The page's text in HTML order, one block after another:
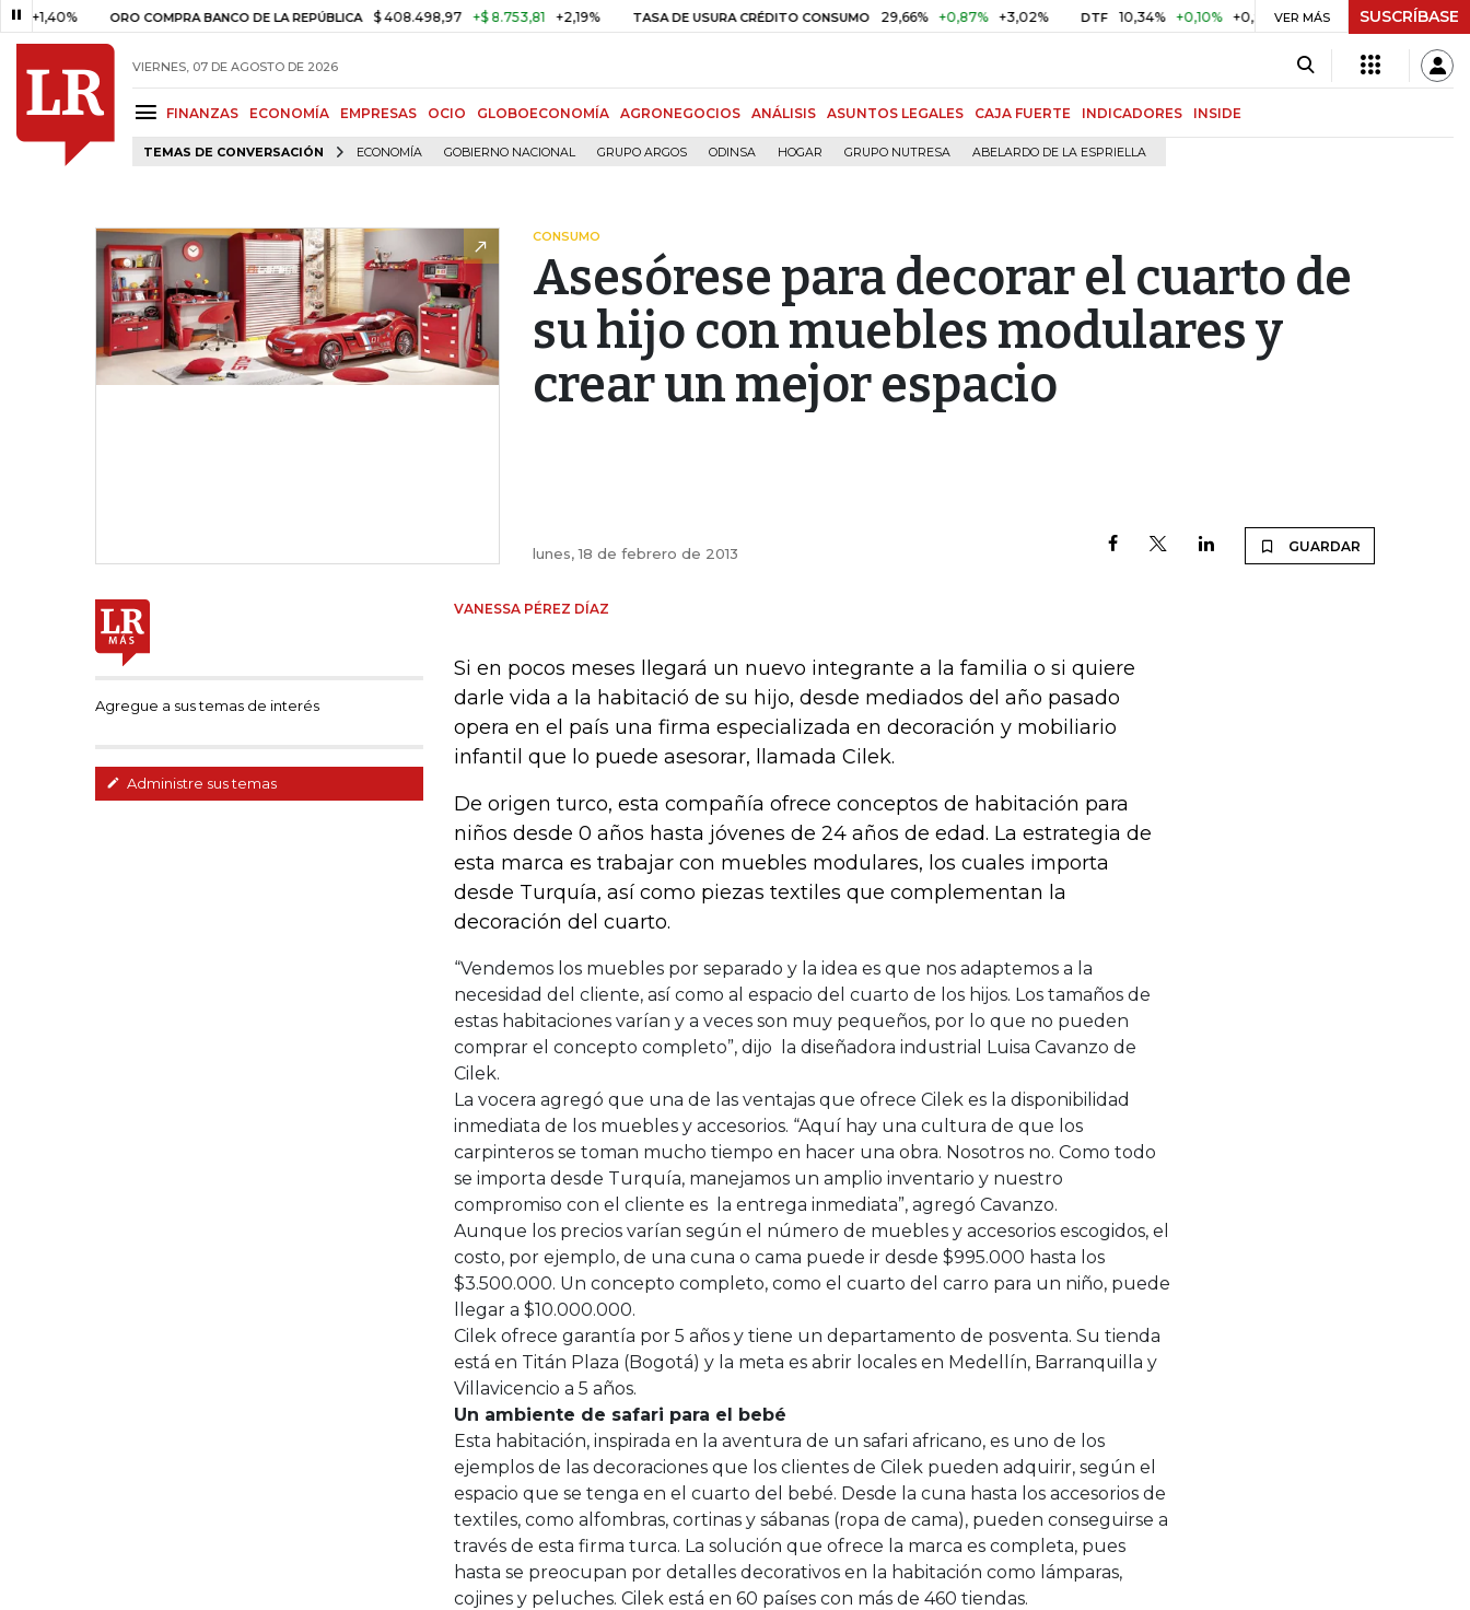
ORO COMPRA BANCO DE LA REPÚBLICA $ 408.498,97 +$ 8.753,81 +2,19% TASA DE USURA CRÉDITO CONSUMO 29,66% +0,87% +3,02% DTF 10,34% +0,10% +0,98% UVR $ 416,91 +$ 0,05 +0,01%
VER MÁS SUSCRÍBASE
VIERNES, 07 DE AGOSTO DE 2026
FINANZAS ECONOMÍA EMPRESAS OCIO GLOBOECONOMÍA AGRONEGOCIOS ANÁLISIS ASUNTOS LEGALES CAJA FUERTE INDICADORES INSIDE
TEMAS DE CONVERSACIÓN ECONOMÍA GOBIERNO NACIONAL GRUPO ARGOS ODINSA HOGAR GRUPO NUTRESA ABELARDO DE LA ESPRIELLA
CONSUMO
Asesórese para decorar el cuarto de
su hijo con muebles modulares y
crear un mejor espacio
lunes, 18 de febrero de 2013 GUARDAR
Agregue a sus temas de interés
Administre sus temas
VANESSA PÉREZ DÍAZ
Si en pocos meses llegará un nuevo integrante a la familia o si quiere
darle vida a la habitació de su hijo, desde mediados del año pasado
opera en el país una firma especializada en decoración y mobiliario
infantil que lo puede asesorar, llamada Cilek.
De origen turco, esta compañía ofrece conceptos de habitación para
niños desde 0 años hasta jóvenes de 24 años de edad. La estrategia de
esta marca es trabajar con muebles modulares, los cuales importa
desde Turquía, así como piezas textiles que complementan la
decoración del cuarto.
“Vendemos los muebles por separado y la idea es que nos adaptemos a la
necesidad del cliente, así como al espacio del cuarto de los hijos. Los tamaños de
estas habitaciones varían y a veces son muy pequeños, por lo que no pueden
comprar el concepto completo”, dijo la diseñadora industrial Luisa Cavanzo de
Cilek.
La vocera agregó que una de las ventajas que ofrece Cilek es la disponibilidad
inmediata de los muebles y accesorios. “Aquí hay una cultura de que los
carpinteros se toman mucho tiempo en hacer una obra. Nosotros no. Como todo
se importa desde Turquía, manejamos un amplio inventario y nuestro
compromiso con el cliente es la entrega inmediata”, agregó Cavanzo.
Aunque los precios varían según el número de muebles y accesorios escogidos, el
costo, por ejemplo, de una cuna o cama puede ir desde $995.000 hasta los
$3.500.000. Un concepto completo, como el cuarto del carro para un niño, puede
llegar a $10.000.000.
Cilek ofrece garantía por 5 años y tiene un departamento de posventa. Su tienda
está en Titán Plaza (Bogotá) y la meta es abrir locales en Medellín, Barranquilla y
Villavicencio a 5 años.
Un ambiente de safari para el bebé
Esta habitación, inspirada en la aventura de un safari africano, es uno de los
ejemplos de las decoraciones que los clientes de Cilek pueden adquirir, según el
espacio que se tenga en el cuarto del bebé. Desde la cuna hasta los accesorios de
textiles, como alfombras, cortinas y sábanas (ropa de cama), pueden conseguirse a
través de esta firma turca. La solución que ofrece la marca es completa, pues
hasta se preocupan por detalles decorativos en la habitación como lámparas,
cojines y peluches. Cilek está en 60 países con más de 460 tiendas.